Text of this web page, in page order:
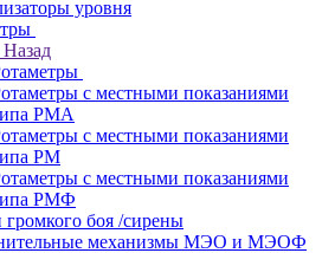
уровня
Назад
с местными показаниями
РМА
с местными показаниями
РМ
с местными показаниями
РМФ
громкого боя /сирены
механизмы МЭО и МЭОФ